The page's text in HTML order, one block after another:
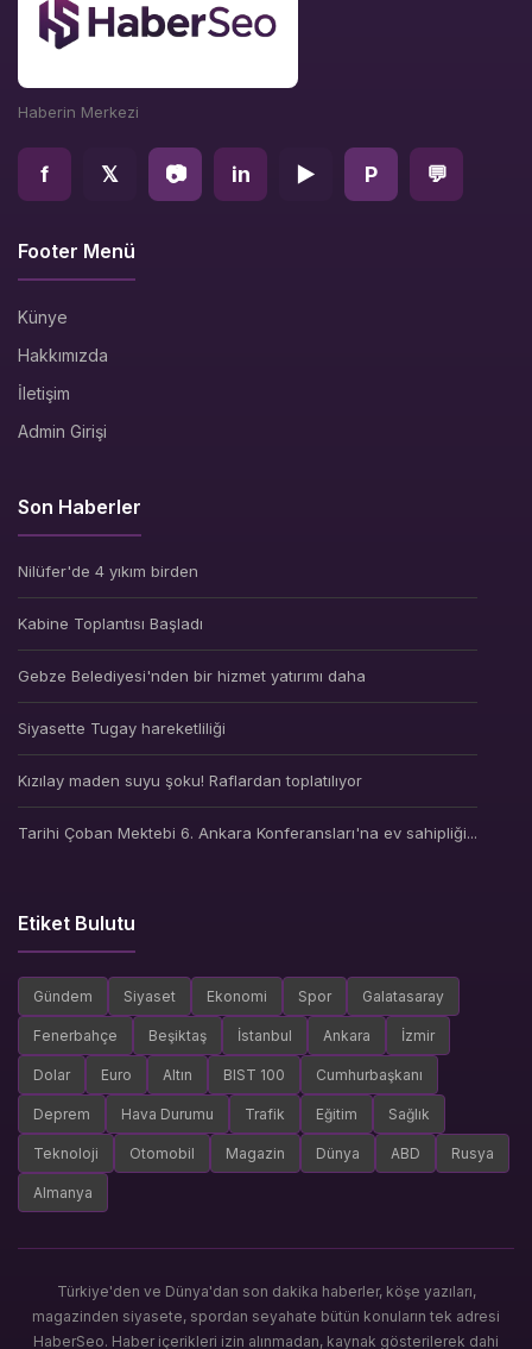
Haberin Merkezi
f 𝕏 📷 in ▶ P 💬
Footer Menü
Künye
Hakkımızda
İletişim
Admin Girişi
Son Haberler
Nilüfer'de 4 yıkım birden
Kabine Toplantısı Başladı
Gebze Belediyesi'nden bir hizmet yatırımı daha
Siyasette Tugay hareketliliği
Kızılay maden suyu şoku! Raflardan toplatılıyor
Tarihi Çoban Mektebi 6. Ankara Konferansları'na ev sahipliği...
Etiket Bulutu
Gündem Siyaset Ekonomi Spor Galatasaray
Fenerbahçe Beşiktaş İstanbul Ankara İzmir
Dolar Euro Altın BIST 100 Cumhurbaşkanı
Deprem Hava Durumu Trafik Eğitim Sağlık
Teknoloji Otomobil Magazin Dünya ABD Rusya
Almanya
Türkiye'den ve Dünya'dan son dakika haberler, köşe yazıları,
magazinden siyasete, spordan seyahate bütün konuların tek adresi
HaberSeo. Haber içerikleri izin alınmadan, kaynak gösterilerek dahi